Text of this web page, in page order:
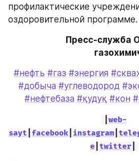
профилактические
оздоровительной программе.
Пресс-служба
#нефть #газ #энергия
#добыча #углеводород
#нефтебаза #қудуқ #кон
web-
sayt facebook instagram
e| twitter|